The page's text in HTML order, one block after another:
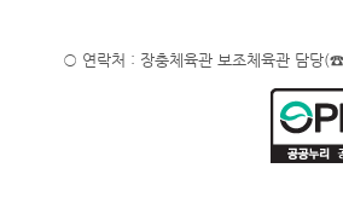
○ 연락처 : 장충체육관 보조체육관 담